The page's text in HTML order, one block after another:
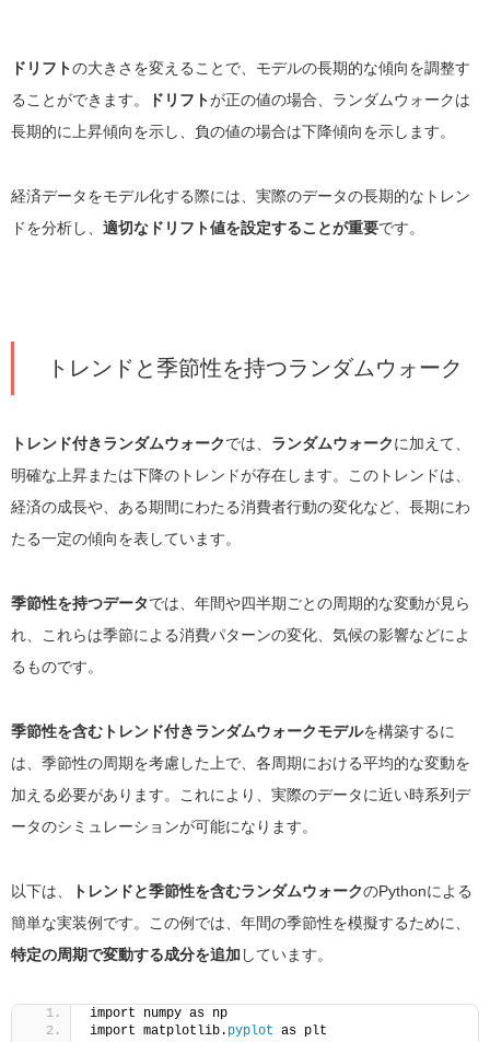
ドリフトの大きさを変えることで、モデルの長期的な傾向を調整す
ることができます。
ドリフトが正の値の場合、ランダムウォークは
長期的に上昇傾向を示し、負の値の場合は下降傾向を示します。
経済データをモデル化する際には、実際のデータの長期的なトレン
ドを分析し、 適切なドリフト値を設定することが重要です。
トレンドと季節性を持つランダムウォーク
トレンド付きランダムウォークでは、 ランダムウォークに加えて、
明確な上昇または下降のトレンドが存在します。このトレンドは、
経済の成長や、ある期間にわたる消費者行動の変化など、長期にわ
たる一定の傾向を表しています。
季節性を持つデータでは、年間や四半期ごとの周期的な変動が見ら
れ、これらは季節による消費パターンの変化、気候の影響などによ
るものです。
季節性を含むトレンド付きランダムウォークモデルを構築するに
は、季節性の周期を考慮した上で、各周期における平均的な変動を
加える必要があります。これにより、実際のデータに近い時系列デ
ータのシミュレーションが可能になります。
以下は、 トレンドと季節性を含むランダムウォークのPythonによる
簡単な実装例です。この例では、年間の季節性を模擬するために、
特定の周期で変動する成分を追加 しています。
import numpy as np
import matplotlib. pyplot as plt